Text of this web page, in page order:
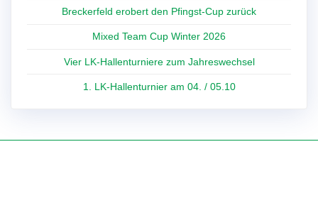
Breckerfeld erobert den Pfingst-Cup zurück
Mixed Team Cup Winter 2026
Vier LK-Hallenturniere zum Jahreswechsel
1. LK-Hallenturnier am 04. / 05.10